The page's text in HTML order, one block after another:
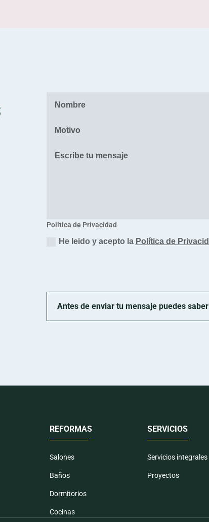
Política de Privacidad
He leido y acepto la Política de
Antes de enviar tu mensaje puedes
REFORMAS
Salones
Baños
Dormitorios
Cocinas
SERVICIOS
Servicios integrales
Proyectos